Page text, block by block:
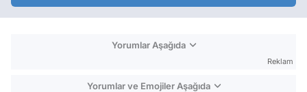
Yorumlar Aşağıda
Reklam
Yorumlar ve Emojiler Aşağıda